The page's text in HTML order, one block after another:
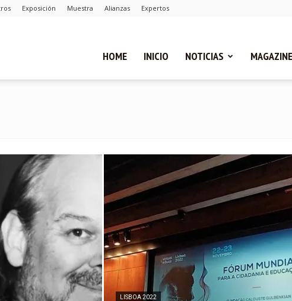
Exposición Muestra Alianzas Expertos
HOME INICIO NOTICIAS MAGAZINE
LISBOA 2022